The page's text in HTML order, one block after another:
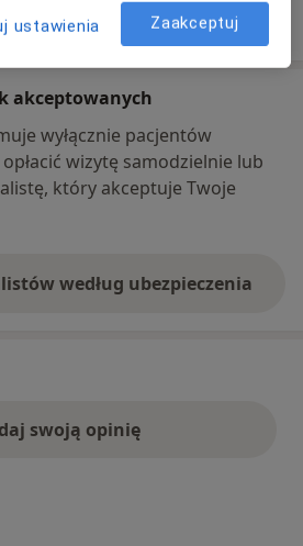
Pokaż więcej
o adresie
akceptowanych
wyłącznie pacjentów
wizytę samodzielnie lub
który akceptuje Twoje
według ubezpieczenia
swoją opinię
ustawienia Zaakceptuj